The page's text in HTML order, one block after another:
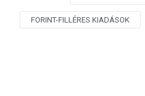
FORINT-FILLÉRES KIADÁSOK